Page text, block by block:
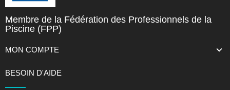
Membre de la Fédération des Professionnels de la
Piscine (FPP)
MON COMPTE
BESOIN D'AIDE